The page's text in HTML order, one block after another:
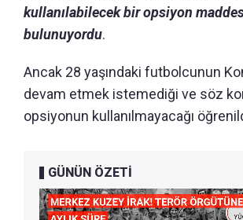
kullanılabilecek bir opsiyon
bulunuyordu.
Ancak 28 yaşındaki futbolcunun
devam etmek istemediği ve söz
opsiyonun kullanılmayacağı
GÜNÜN ÖZETİ